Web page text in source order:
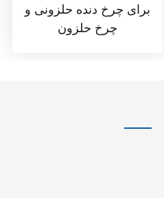
برای چرخ دنده حلزونی و
چرخ حلزون